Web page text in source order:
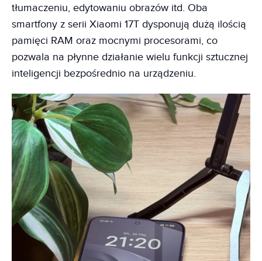
tłumaczeniu, edytowaniu obrazów itd. Oba
smartfony z serii Xiaomi 17T dysponują dużą ilością
pamięci RAM oraz mocnymi procesorami, co
pozwala na płynne działanie wielu funkcji sztucznej
inteligencji bezpośrednio na urządzeniu.